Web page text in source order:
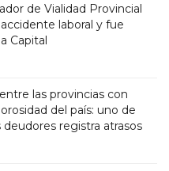
de Vialidad Provincial
laboral y fue
Capital
las provincias con
del país: uno de
deudores registra atrasos